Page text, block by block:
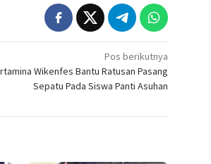
Pos berikutnya
Wikenfes Bantu Ratusan Pasang
Sepatu Pada Siswa Panti Asuhan